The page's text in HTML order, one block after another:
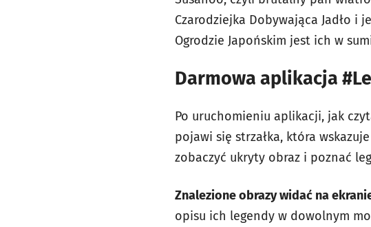
Czarodziejka Dobywająca Jadło
Ogrodzie Japońskim jest ich w
Darmowa aplikacja
Po uruchomieniu aplikacji, jak
pojawi się strzałka, która
zobaczyć ukryty obraz i poznać
Znalezione obrazy widać na
opisu ich legendy w dowolnym